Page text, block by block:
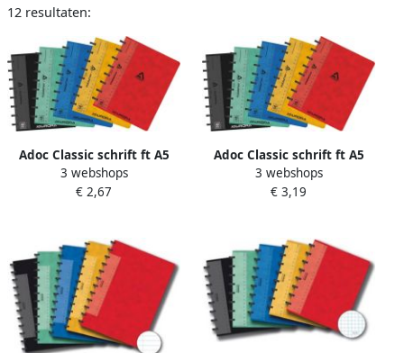
12 resultaten:
Adoc Classic schrift ft A5
144 bladzijden gelijnd
geassorteerde kleuren
3 webshops
€ 2,67
Adoc Classic schrift ft A5
144 bladzijden commercieel
geruit geassorteerde
3 webshops
€ 3,19